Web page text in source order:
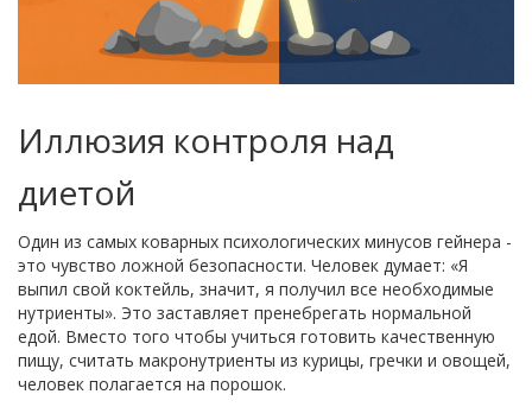
Иллюзия контроля над
диетой
Один из самых коварных психологических минусов гейнера -
это чувство ложной безопасности. Человек думает: «Я
выпил свой коктейль, значит, я получил все необходимые
нутриенты». Это заставляет пренебрегать нормальной
едой. Вместо того чтобы учиться готовить качественную
пищу, считать макронутриенты из курицы, гречки и овощей,
человек полагается на порошок.